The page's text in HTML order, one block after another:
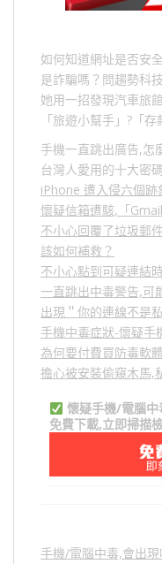
如何知道網址是否安
是詐騙嗎？問趨勢科
她用一招發現汽車旅
「旅遊小幫手」 ? 「
手機一直跳出廣告,怎
台灣人愛用的十大密
iPhone 遭入侵六個跡
懷疑信箱遭駭,「
不小心回覆了垃圾郵
該如何補救？
不小心點到可疑連結
一直跳出中毒警告,可
出現＂你的連線不是
手機中毒症狀-懷疑手
為何要付費買防毒軟
擔心被安裝偷窺木馬,
懷疑手機/電腦中
免費下載,立即掃描
手機/電腦中毒,會出